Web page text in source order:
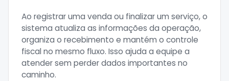
Ao registrar uma venda ou finalizar um serviço, o
sistema atualiza as informações da operação,
organiza o recebimento e mantém o controle
fiscal no mesmo fluxo. Isso ajuda a equipe a
atender sem perder dados importantes no
caminho.